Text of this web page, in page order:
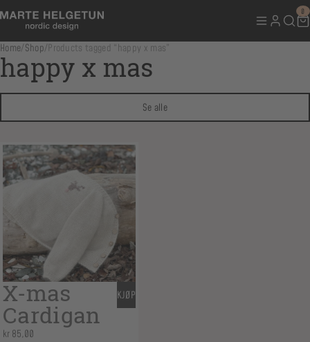
0
Home/Shop/ Products tagged “happy x mas”
happy x mas
Se alle
X-mas
Cardigan
kr 85,00
KJØP